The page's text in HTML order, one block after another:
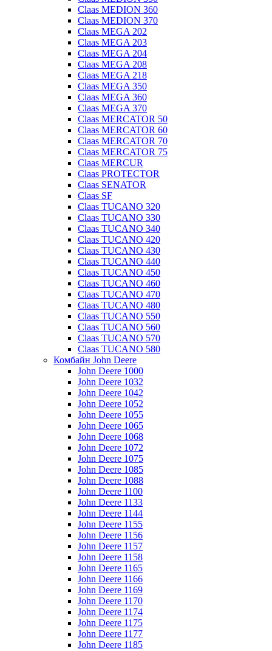
Claas MEDION 360
Claas MEDION 370
Claas MEGA 202
Claas MEGA 203
Claas MEGA 204
Claas MEGA 208
Claas MEGA 218
Claas MEGA 350
Claas MEGA 360
Claas MEGA 370
Claas MERCATOR 50
Claas MERCATOR 60
Claas MERCATOR 70
Claas MERCATOR 75
Claas MERCUR
Claas PROTECTOR
Claas SENATOR
Claas SF
Claas TUCANO 320
Claas TUCANO 330
Claas TUCANO 340
Claas TUCANO 420
Claas TUCANO 430
Claas TUCANO 440
Claas TUCANO 450
Claas TUCANO 460
Claas TUCANO 470
Claas TUCANO 480
Claas TUCANO 550
Claas TUCANO 560
Claas TUCANO 570
Claas TUCANO 580
Комбайн John Deere
John Deere 1000
John Deere 1032
John Deere 1042
John Deere 1052
John Deere 1055
John Deere 1065
John Deere 1068
John Deere 1072
John Deere 1075
John Deere 1085
John Deere 1088
John Deere 1100
John Deere 1133
John Deere 1144
John Deere 1155
John Deere 1156
John Deere 1157
John Deere 1158
John Deere 1165
John Deere 1166
John Deere 1169
John Deere 1170
John Deere 1174
John Deere 1175
John Deere 1177
John Deere 1185